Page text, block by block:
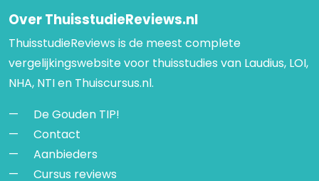
Over ThuisstudieReviews.nl
ThuisstudieReviews is de meest complete
vergelijkingswebsite voor thuisstudies van Laudius, LOI,
NHA, NTI en Thuiscursus.nl.
De Gouden TIP!
Contact
Aanbieders
Cursus reviews